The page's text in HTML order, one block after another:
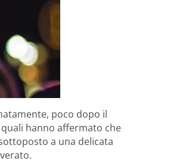
poco dopo il
hanno affermato che
a una delicata